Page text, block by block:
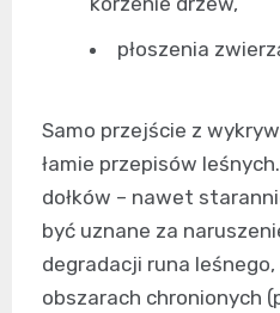
płoszenia
Samo przejście z
łamie przepisów
dołków – nawet
być uznane za
degradacji runa
obszarach chronionych